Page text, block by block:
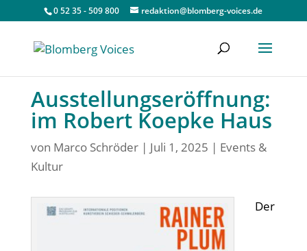
0 52 35 - 509 800 redaktion@blomberg-voices.de
Ausstellungseröffnung:
im Robert Koepke Haus
von Marco Schröder| Juli 1, 2025 | Events &
Kultur
Der